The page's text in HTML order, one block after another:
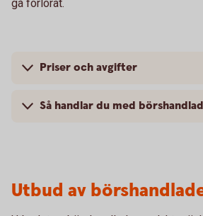
gå förlorat.
Priser och avgifter
Så handlar du med
Utbud av